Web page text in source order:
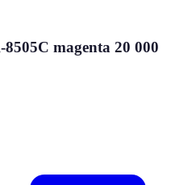
magenta 20 000